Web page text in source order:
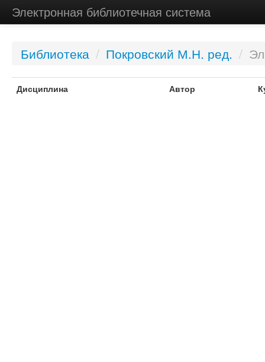
Электронная библиотечная система
Библиотека / Покровский М.Н. ред. /
Дисциплина Автор